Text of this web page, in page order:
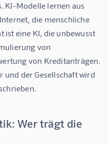
KI-Modelle lernen aus
die menschliche
ist eine KI, die unbewusst
von
von Kreditanträgen.
und der Gesellschaft wird
Wer trägt die